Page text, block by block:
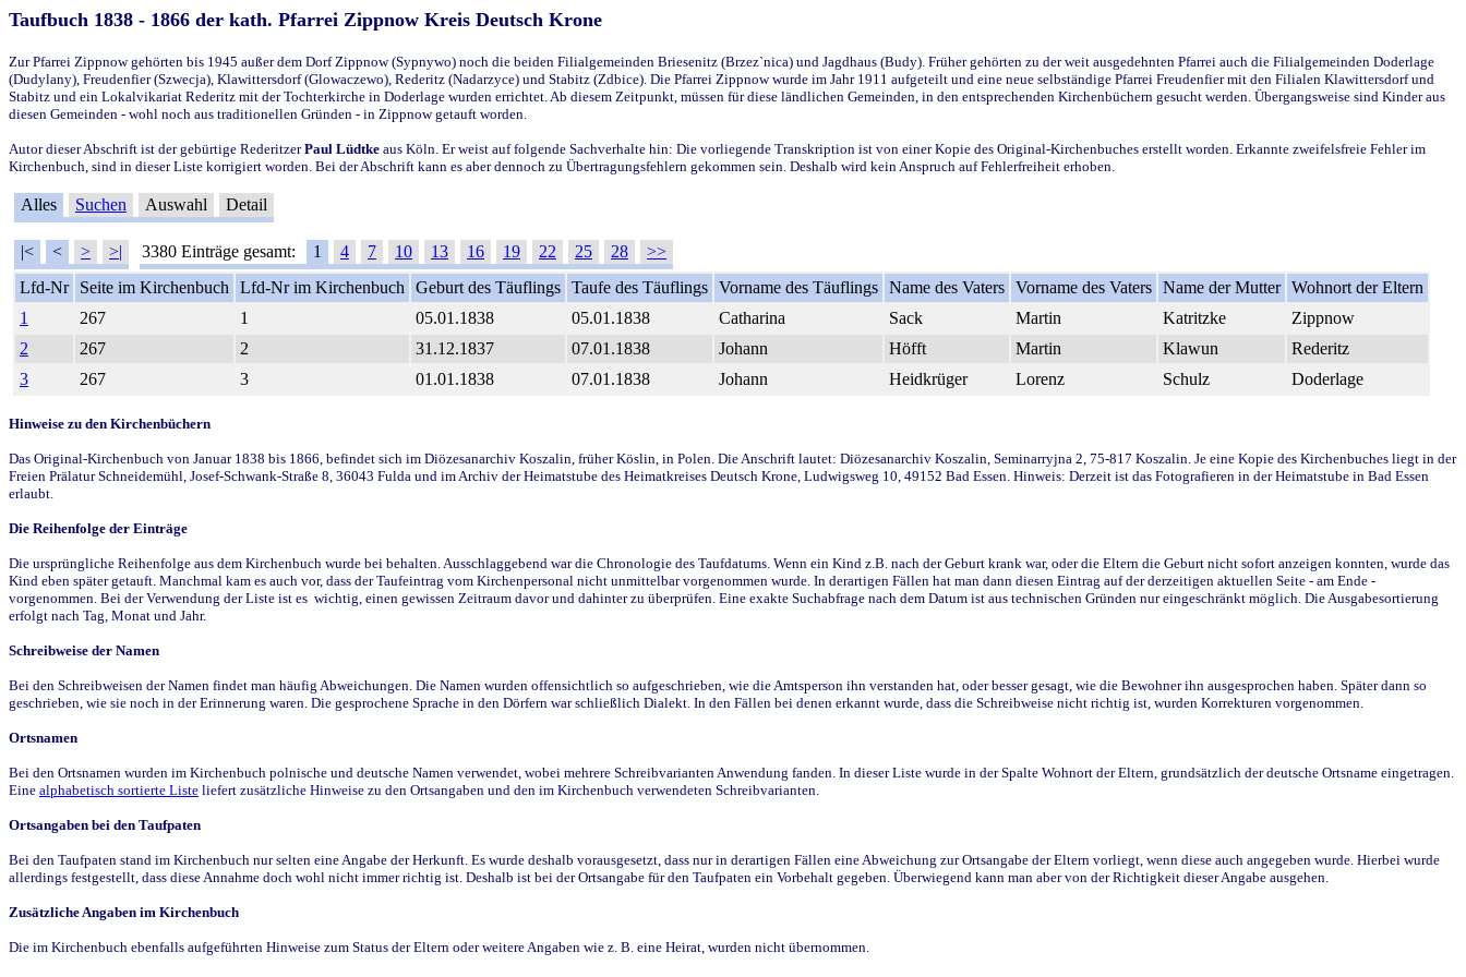
Taufbuch 1838 - 1866 der kath. Pfarrei Zippnow Kreis Deutsch Krone
Zur Pfarrei Zippnow gehörten bis 1945 außer dem Dorf Zippnow (Sypnywo) noch die beiden Filialgemeinden Briesenitz (Brzez`nica) und Jagdhaus (Budy). Früher gehörten zu der weit ausgedehnten Pfarrei auch die Filialgemeinden Doderlage
(Dudylany), Freudenfier (Szwecja), Klawittersdorf (Glowaczewo), Rederitz (Nadarzyce) und Stabitz (Zdbice). Die Pfarrei Zippnow wurde im Jahr 1911 aufgeteilt und eine neue selbständige Pfarrei Freudenfier mit den Filialen Klawittersdorf und
Stabitz und ein Lokalvikariat Rederitz mit der Tochterkirche in Doderlage wurden errichtet. Ab diesem Zeitpunkt, müssen für diese ländlichen Gemeinden, in den entsprechenden Kirchenbüchern gesucht werden. Übergangsweise sind Kinder aus
diesen Gemeinden - wohl noch aus traditionellen Gründen - in Zippnow getauft worden.
Autor dieser Abschrift ist der gebürtige RederitzerPaul Lüdtke aus Köln. Er weist auf folgende Sachverhalte hin: Die vorliegende Transkription ist von einer Kopie des Original-Kirchenbuches erstellt worden. Erkannte zweifelsfreie Fehler im
Kirchenbuch, sind in dieser Liste korrigiert worden. Bei der Abschrift kann es aber dennoch zu Übertragungsfehlern gekommen sein. Deshalb wird kein Anspruch auf Fehlerfreiheit erhoben.
Alles Suchen Auswahl Detail
|< < > >| 3380 Einträge gesamt: 1 4 7 10 13 16 19 22 25 28
>>
Lfd-Nr
Seite im Kirchenbuch Lfd-Nr im Kirchenbuch Geburt des Täuflings Taufe des Täuflings Vorname des Täuflings Name des Vaters Vorname des Vaters Name der Mutter Wohnort der Eltern
1
267 1 05.01.1838 05.01.1838 Catharina Sack Martin Katritzke
Zippnow
2
267 2 31.12.1837 07.01.1838 Johann Höfft Martin Klawun
Rederitz
3
267 3 01.01.1838 07.01.1838 Johann Heidkrüger Lorenz Schulz Doderlage
Hinweise zu den Kirchenbüchern
Das Original-Kirchenbuch von Januar 1838 bis 1866, befindet sich im Diözesanarchiv Koszalin, früher Köslin, in Polen. Die Anschrift lautet: Diözesanarchiv Koszalin, Seminarryjna 2, 75-817 Koszalin. Je eine Kopie des Kirchenbuches liegt in der
Freien Prälatur Schneidemühl, Josef-Schwank-Straße 8, 36043 Fulda und im Archiv der Heimatstube des Heimatkreises Deutsch Krone, Ludwigsweg 10, 49152 Bad Essen. Hinweis: Derzeit ist das Fotografieren in der Heimatstube in Bad Essen
erlaubt.
Die Reihenfolge der Einträge
Die ursprüngliche Reihenfolge aus dem Kirchenbuch wurde bei behalten. Ausschlaggebend war die Chronologie des Taufdatums. Wenn ein Kind z.B. nach der Geburt krank war, oder die Eltern die Geburt nicht sofort anzeigen konnten, wurde das
Kind eben später getauft. Manchmal kam es auch vor, dass der Taufeintrag vom Kirchenpersonal nicht unmittelbar vorgenommen wurde. In derartigen Fällen hat man dann diesen Eintrag auf der derzeitigen aktuellen Seite - am Ende -
vorgenommen. Bei der Verwendung der Liste ist es wichtig, einen gewissen Zeitraum davor und dahinter zu überprüfen. Eine exakte Suchabfrage nach dem Datum ist aus technischen Gründen nur eingeschränkt möglich. Die Ausgabesortierung
erfolgt nach Tag, Monat und Jahr.
Schreibweise der Namen
Bei den Schreibweisen der Namen findet man häufig Abweichungen. Die Namen wurden offensichtlich so aufgeschrieben, wie die Amtsperson ihn verstanden hat, oder besser gesagt, wie die Bewohner ihn ausgesprochen haben. Später dann so
geschrieben, wie sie noch in der Erinnerung waren. Die gesprochene Sprache in den Dörfern war schließlich Dialekt. In den Fällen bei denen erkannt wurde, dass die Schreibweise nicht richtig ist, wurden Korrekturen vorgenommen.
Ortsnamen
Bei den Ortsnamen wurden im Kirchenbuch polnische und deutsche Namen verwendet, wobei mehrere Schreibvarianten Anwendung fanden. In dieser Liste wurde in der Spalte Wohnort der Eltern, grundsätzlich der deutsche Ortsname eingetragen.
Eine alphabetisch sortierte Liste liefert zusätzliche Hinweise zu den Ortsangaben und den im Kirchenbuch verwendeten Schreibvarianten.
Ortsangaben bei den Taufpaten
Bei den Taufpaten stand im Kirchenbuch nur selten eine Angabe der Herkunft. Es wurde deshalb vorausgesetzt, dass nur in derartigen Fällen eine Abweichung zur Ortsangabe der Eltern vorliegt, wenn diese auch angegeben wurde. Hierbei wurde
allerdings festgestellt, dass diese Annahme doch wohl nicht immer richtig ist. Deshalb ist bei der Ortsangabe für den Taufpaten ein Vorbehalt gegeben. Überwiegend kann man aber von der Richtigkeit dieser Angabe ausgehen.
Zusätzliche Angaben im Kirchenbuch
Die im Kirchenbuch ebenfalls aufgeführten Hinweise zum Status der Eltern oder weitere Angaben wie z. B. eine Heirat, wurden nicht übernommen.